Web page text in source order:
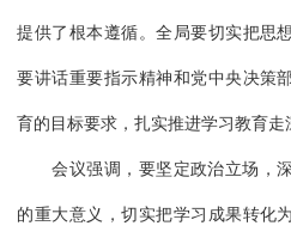
提供了根本遵循。全局要切实把思
要讲话重要指示精神和党中央决策
育的目标要求，扎实推进学习教育走
会议强调，要坚定政治立场，
的重大意义，切实把学习成果转化